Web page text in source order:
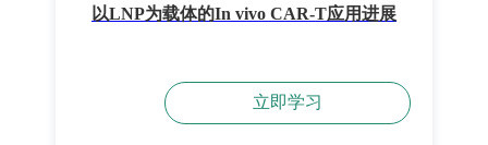
以LNP为载体的In vivo CAR-T应用进展
立即学习